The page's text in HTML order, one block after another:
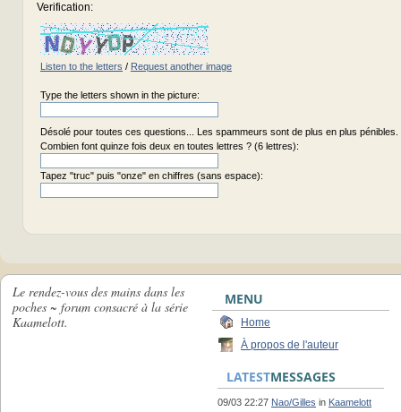
Verification:
Listen to the letters / Request another image
Type the letters shown in the picture:
Désolé pour toutes ces questions... Les spammeurs sont de plus en plus pénibles.
Combien font quinze fois deux en toutes lettres ? (6 lettres):
Tapez "truc" puis "onze" en chiffres (sans espace):
Le rendez-vous des mains dans les
poches ~ forum consacré à la série
Kaamelott.
MENU
Home
À propos de l'auteur
LATESTMESSAGES
09/03 22:27 Nao/Gilles in Kaamelott